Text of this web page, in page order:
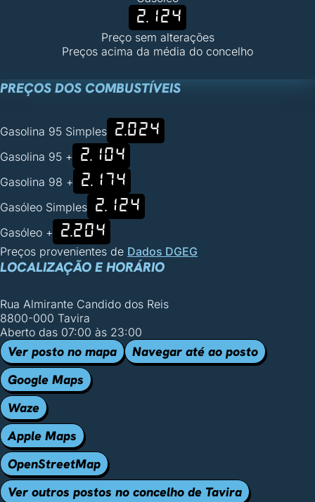
2.124
Preço sem alterações
Preços acima da média do concelho
PREÇOS DOS COMBUSTÍVEIS
Gasolina 95 Simples 2.024
Gasolina 95 + 2.104
Gasolina 98 + 2.174
Gasóleo Simples 2.124
Gasóleo + 2.204
Preços provenientes de Dados DGEG
LOCALIZAÇÃO E HORÁRIO
Rua Almirante Candido dos Reis
8800-000 Tavira
Aberto das 07:00 às 23:00
Ver posto no mapa
Navegar até ao posto
Google Maps
Waze
Apple Maps
OpenStreetMap
Ver outros postos no concelho de Tavira